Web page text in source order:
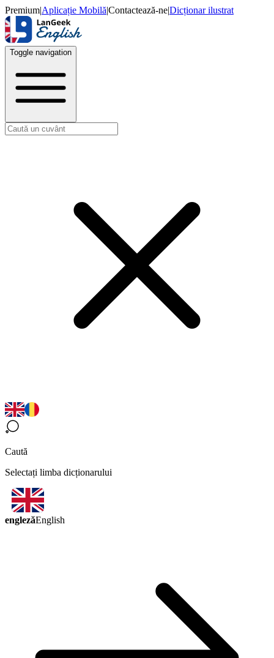
Premium|Aplicație Mobilă|Contactează-ne|Dicționar ilustrat
Toggle navigation
Caută
Selectați limba dicționarului
englezăEnglish